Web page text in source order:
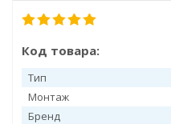
Код товара:
Тип
Монтаж
Бренд